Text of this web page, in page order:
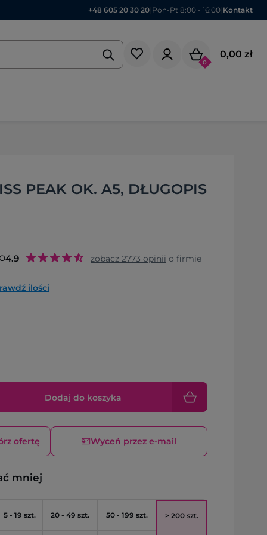
+48 605 20 30 20 Pon-Pt 8:00 - 16:00 Kontakt
0
0,00 zł
PEAK OK. A5, DŁUGOPIS
4.9 zobacz 2773 opinii o firmie
ilości
Dodaj do koszyka
ofertę Wyceń przez e-mail
mniej
5 - 19 szt. 20 - 49 szt. 50 - 199 szt. > 200 szt.